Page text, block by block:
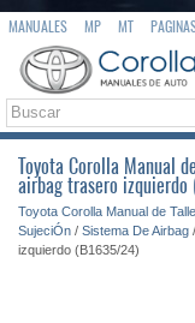
MANUALES MP MT
Toyota Corolla Manual
airbag trasero
Toyota Corolla Manual de
SujeciÓn / Sistema De Airbag
izquierdo (B1635/24)